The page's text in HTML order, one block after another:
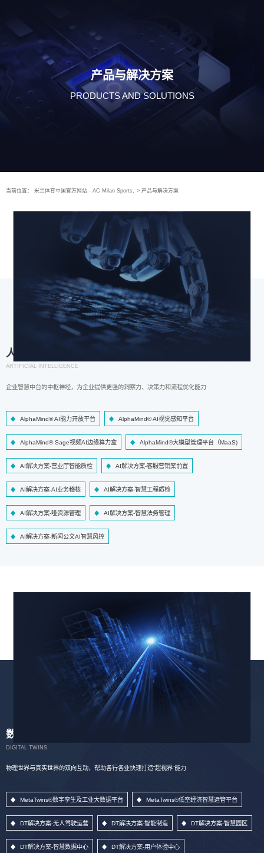
产品与解决方案
PRODUCTS AND SOLUTIONS
当前位置： 米兰体育中国官方网站 - AC Milan Sports, > 产品与解决方案
人工智能
ARTIFICIAL INTELLIGENCE
企业智慧中台的中枢神经，为企业提供更强的洞察力、决策力和流程优化能力
AlphaMind® AI能力开放平台 AlphaMind® AI视觉感知平台
AlphaMind® Sage视频AI边缘算力盒 AlphaMind®大模型管理平台（MaaS)
AI解决方案-营业厅智能质检 AI解决方案-客服营销案前置
AI解决方案-AI业务稽核 AI解决方案-智慧工程质检
AI解决方案-哑资源管理 AI解决方案-智慧法务管理
AI解决方案-新闻公文AI智慧风控
数字孪生
DIGITAL TWINS
物理世界与真实世界的双向互动，帮助各行各业快速打造“超视界”能力
MetaTwins®数字孪生及工业大数据平台 MetaTwins®低空经济智慧运管平台
DT解决方案-无人驾驶运营 DT解决方案-智能制造 DT解决方案-智慧园区
DT解决方案-智慧数据中心 DT解决方案-用户体验中心